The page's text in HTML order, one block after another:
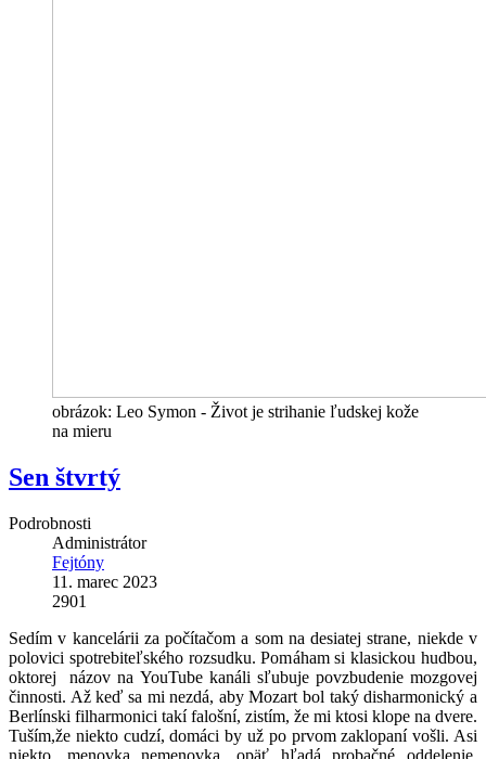
obrázok: Leo Symon - Život je strihanie ľudskej kože
na mieru
Sen štvrtý
Podrobnosti
Administrátor
Fejtóny
11. marec 2023
2901
Sedím v kancelárii za počítačom a som na desiatej strane, niekde v
polovici spotrebiteľského rozsudku. Pomáham si klasickou hudbou,
oktorej názov na YouTube kanáli sľubuje povzbudenie mozgovej
činnosti. Až keď sa mi nezdá, aby Mozart bol taký disharmonický a
Berlínski filharmonici takí falošní, zistím, že mi ktosi klope na dvere.
Tuším,že niekto cudzí, domáci by už po prvom zaklopaní vošli. Asi
niekto, menovka nemenovka, opäť hľadá probačné oddelenie,